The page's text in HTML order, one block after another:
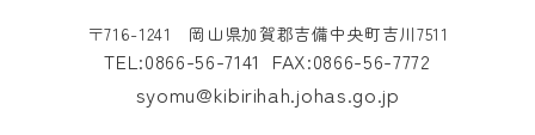
〒716-1241 岡山県加賀郡吉備中央町吉川7511
TEL:0866-56-7141 FAX:0866-56-7772
syomu@kibirihah.johas.go.jp